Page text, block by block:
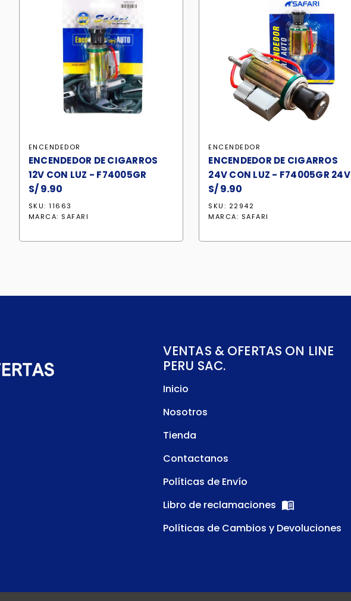
ENCENDEDOR
ENCENDEDOR DE CIGARROS
12V CON LUZ - F74005GR
S/9.90
SKU: 11663
MARCA: SAFARI
ENCENDEDOR
ENCENDEDOR DE CIGARROS
24V CON LUZ - F74005GR 24V
S/9.90
SKU: 22942
MARCA: SAFARI
VENTAS & OFERTAS ON LINE
PERU SAC.
Inicio
Nosotros
Tienda
Contactanos
Políticas de Envío
Libro de reclamaciones
Políticas de Cambios y Devoluciones